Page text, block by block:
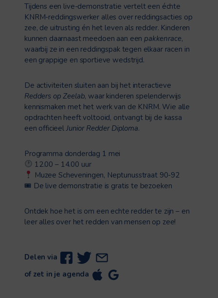
Tijdens een live-demonstratie vertelt een échte
KNRM-reddingswerker alles over reddingsacties op
zee, de uitrusting én het leven als redder. Kinderen
kunnen daarnaast meedoen aan eenpakkenrace,
waarbij ze in een reddingspak tegen elkaar racen in
een grappige en sportieve wedstrijd.
De activiteiten sluiten aan bij het interactieve
Redders op Zeelab, waar kinderen spelenderwijs
kennismaken met het werk van de KNRM. Wie alle
opdrachten heeft voltooid, ontvangt bij de kassa
een officieelJunior Redder Diploma.
Programma donderdag 1 mei
12.00 – 14.00 uur
Muzee Scheveningen, Neptunusstraat 90-92
🎟 De live demonstratie is gratis te bezoeken
Ontdek hoe het is om een echte redder te zijn – en
leer alles over het redden van mensen op zee!
Delen via
of zet in je agenda